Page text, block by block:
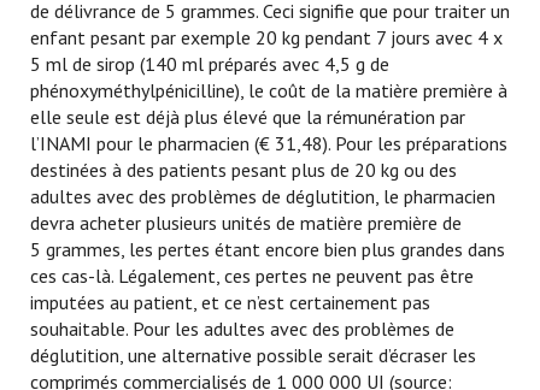
de délivrance de 5 grammes. Ceci signifie que pour traiter un
enfant pesant par exemple 20 kg pendant 7 jours avec 4 x
5 ml de sirop (140 ml préparés avec 4,5 g de
phénoxyméthylpénicilline), le coût de la matière première à
elle seule est déjà plus élevé que la rémunération par
l’INAMI pour le pharmacien (€ 31,48). Pour les préparations
destinées à des patients pesant plus de 20 kg ou des
adultes avec des problèmes de déglutition, le pharmacien
devra acheter plusieurs unités de matière première de
5 grammes, les pertes étant encore bien plus grandes dans
ces cas-là. Légalement, ces pertes ne peuvent pas être
imputées au patient, et ce n’est certainement pas
souhaitable. Pour les adultes avec des problèmes de
déglutition, une alternative possible serait d’écraser les
comprimés commercialisés de 1 000 000 UI (source: